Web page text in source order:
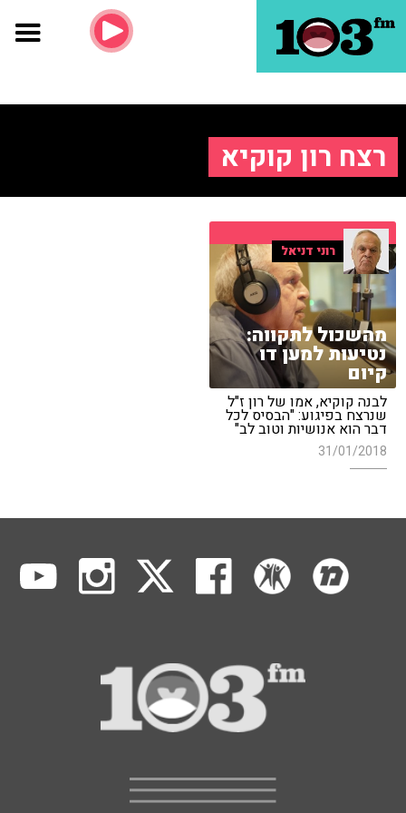
רצח רון קוקיא
רוני דניאל
מהשכול לתקווה:
נטיעות למען דו
קיום
לבנה קוקיא, אמו של רון ז"ל
שנרצח בפיגוע: "הבסיס לכל
דבר הוא אנושיות וטוב לב"
31/01/2018